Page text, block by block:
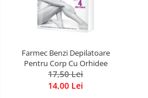
Farmec Benzi Depilatoare
Pentru Corp Cu Orhidee
17,50 Lei
14,00 Lei